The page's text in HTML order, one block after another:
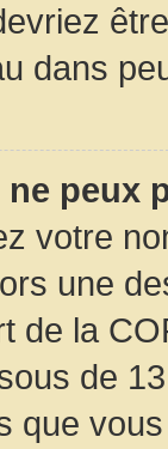
dans
peux
votre
une
de la
de
que